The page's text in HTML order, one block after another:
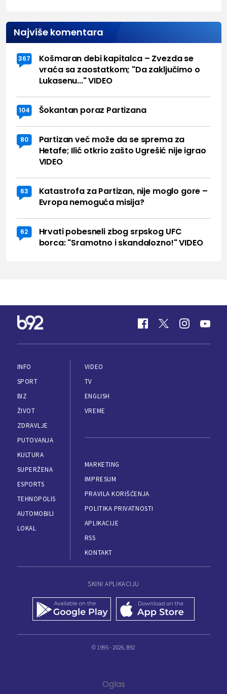
Najviše komentara
367
Košmaran debi kapitalca – Zvezda se
vraća sa zaostatkom; "Da zaključimo o
Lukasenu..." VIDEO
104 Šokantan poraz Partizana
80
Partizan već može da se sprema za
Hetafe; Ilić otkrio zašto Ugrešić nije igrao
VIDEO
63
Katastrofa za Partizan, nije moglo gore –
Evropa nemoguća misija?
62
Hrvati pobesneli zbog srpskog UFC
borca: "Sramotno i skandalozno!" VIDEO
INFO
SPORT
BIZ
ŽIVOT
ZDRAVLJE
PUTOVANJA
KULTURA
SUPERŽENA
ESPORTS
TEHNOPOLIS
AUTOMOBILI
LOKAL
VIDEO
TV
ENGLISH
VREME
MARKETING
IMPRESUM
PRAVILA KORIŠĆENJA
POLITIKA PRIVATNOSTI
APLIKACIJE
RSS
KONTAKT
SKINI APLIKACIJU
© 1995 - 2026, B92